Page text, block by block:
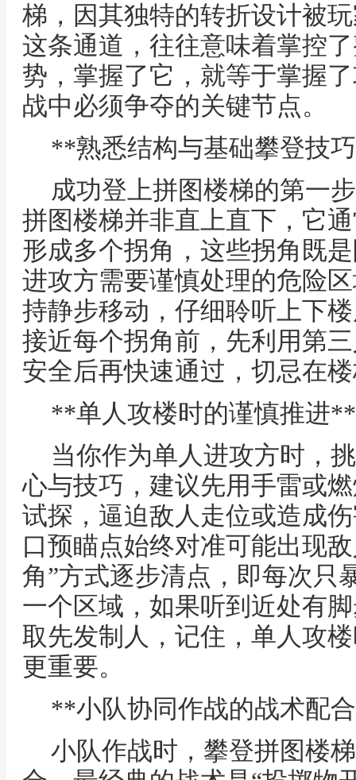
梯，因其独特的转折设计被
这条通道，往往意味着掌控
势，掌握了它，就等于掌握
战中必须争夺的关键节点。
**熟悉结构与基础攀登技
成功登上拼图楼梯的第一
拼图楼梯并非直上直下，它
形成多个拐角，这些拐角既
进攻方需要谨慎处理的危险
持静步移动，仔细聆听上下
接近每个拐角前，先利用第
安全后再快速通过，切忌在
**单人攻楼时的谨慎推进**
当你作为单人进攻方时，
心与技巧，建议先用手雷或
试探，逼迫敌人走位或造成
口预瞄点始终对准可能出现
角”方式逐步清点，即每次只
一个区域，如果听到近处有
取先发制人，记住，单人攻
更重要。
**小队协同作战的战术配
小队作战时，攀登拼图楼